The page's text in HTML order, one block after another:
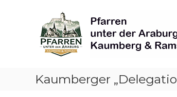
Pfarren
unter
derAraburg
in
Kaumberg
Kaumberger